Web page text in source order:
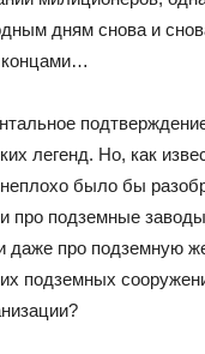
дням снова и
концами…
легенд. Но, как
было бы
про подземные
даже про подземную
подземных